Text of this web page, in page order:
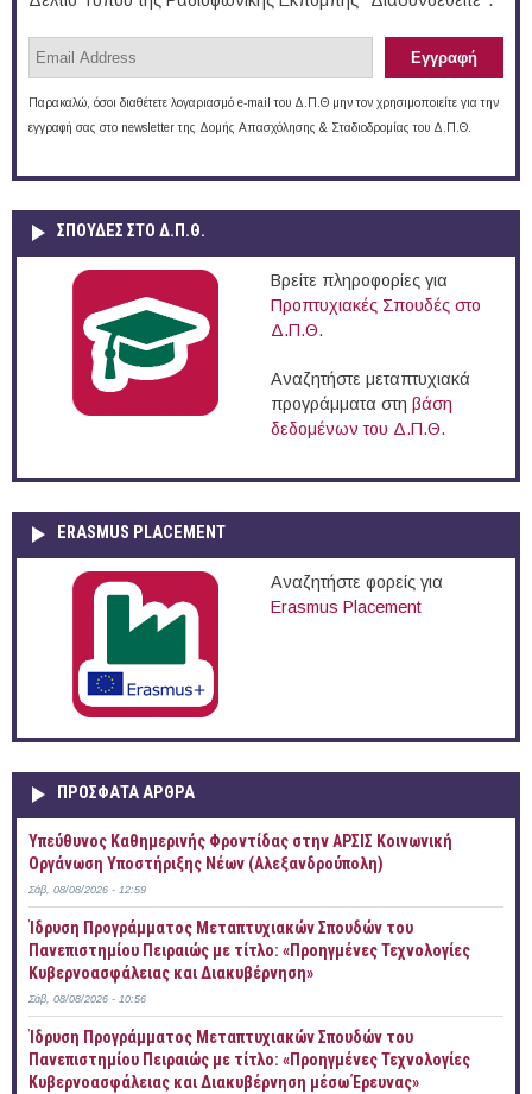
Παρακαλώ, όσοι διαθέτετε λογαριασμό e-mail του Δ.Π.Θ μην τον χρησιμοποιείτε για την
εγγραφή σας στο newsletter της Δομής Απασχόλησης & Σταδιοδρομίας του Δ.Π.Θ.
ΣΠΟΥΔΈΣ ΣΤΟ Δ.Π.Θ.
Βρείτε πληροφορίες για
Προπτυχιακές Σπουδές στο
Δ.Π.Θ.
Αναζητήστε μεταπτυχιακά
προγράμματα στη βάση
δεδομένων του Δ.Π.Θ.
ERASMUS PLACEMENT
Αναζητήστε φορείς για
Erasmus Placement
ΠΡOΣΦΑΤΑ AΡΘΡΑ
Yπεύθυνος Καθημερινής Φροντίδας στην ΑΡΣΙΣ Κοινωνική
Οργάνωση Υποστήριξης Νέων (Αλεξανδρούπολη)
Σάβ, 08/08/2026 - 12:59
Ίδρυση Προγράμματος Μεταπτυχιακών Σπουδών του
Πανεπιστημίου Πειραιώς με τίτλο: «Προηγμένες Τεχνολογίες
Κυβερνοασφάλειας και Διακυβέρνηση»
Σάβ, 08/08/2026 - 10:56
Ίδρυση Προγράμματος Μεταπτυχιακών Σπουδών του
Πανεπιστημίου Πειραιώς με τίτλο: «Προηγμένες Τεχνολογίες
Κυβερνοασφάλειας και Διακυβέρνηση μέσω Έρευνας»